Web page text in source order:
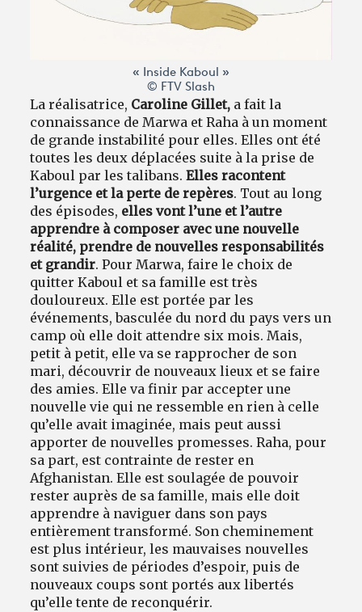
« Inside Kaboul »
© FTV Slash
La réalisatrice, Caroline Gillet, a fait la
connaissance de Marwa et Raha à un moment
de grande instabilité pour elles. Elles ont été
toutes les deux déplacées suite à la prise de
Kaboul par les talibans.Elles racontent
l’urgence et la perte de repères. Tout au long
des épisodes, elles vont l’une et l’autre
apprendre à composer avec une nouvelle
réalité, prendre de nouvelles responsabilités
et grandir. Pour Marwa, faire le choix de
quitter Kaboul et sa famille est très
douloureux. Elle est portée par les
événements, basculée du nord du pays vers un
camp où elle doit attendre six mois. Mais,
petit à petit, elle va se rapprocher de son
mari, découvrir de nouveaux lieux et se faire
des amies. Elle va finir par accepter une
nouvelle vie qui ne ressemble en rien à celle
qu’elle avait imaginée, mais peut aussi
apporter de nouvelles promesses. Raha, pour
sa part, est contrainte de rester en
Afghanistan. Elle est soulagée de pouvoir
rester auprès de sa famille, mais elle doit
apprendre à naviguer dans son pays
entièrement transformé. Son cheminement
est plus intérieur, les mauvaises nouvelles
sont suivies de périodes d’espoir, puis de
nouveaux coups sont portés aux libertés
qu’elle tente de reconquérir.